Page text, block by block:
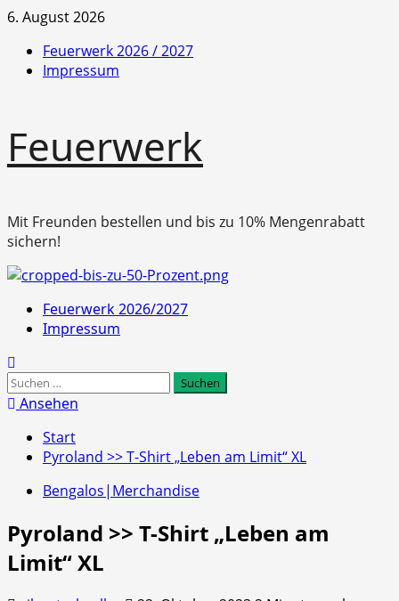
Zum
springen
6. August 2026
Feuerwerk 2026 / 2027
Impressum
Feuerwerk
Mit Freunden bestellen und bis zu 10% Mengenrabatt
sichern!
Primäres
Menü
Feuerwerk 2026/2027
Impressum
Suchen
nach:
Ansehen
Start
Pyroland >> T-Shirt „Leben am Limit“ XL
Bengalos|Merchandise
Pyroland >> T-Shirt „Leben am
Limit“ XL